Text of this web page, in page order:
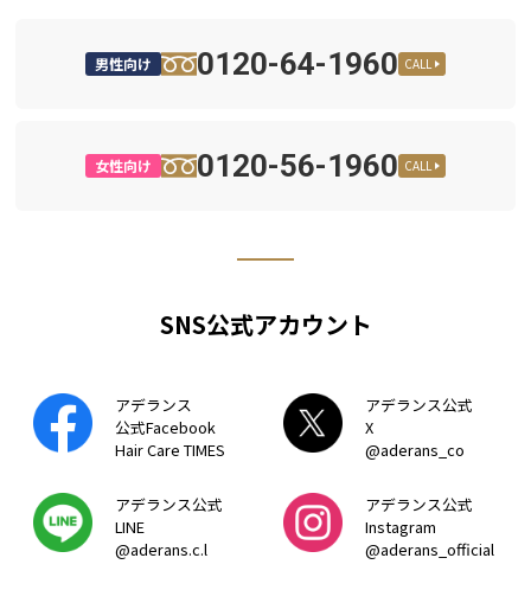
男性向け 0120-64-1960 CALL
女性向け 0120-56-1960 CALL
SNS公式アカウント
アデランス
公式Facebook
Hair Care TIMES
アデランス公式
X
@aderans_co
アデランス公式
LINE
@aderans.c.l
アデランス公式
Instagram
@aderans_official